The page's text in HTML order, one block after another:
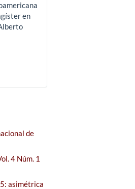
en
de
4 Núm. 1
asimétrica